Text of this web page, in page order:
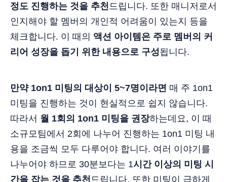
정도 진행하는 것을 추천 드립니다. 또한 매니저로서
인지해야 할 멤버의 개인적 어려움이 있는지 등을
체크합니다. 이 때의 액션 아이템은 주로 멤버의 커
리어 성장을 돕기 위한 내용으로 구성됩니다.
만약 1on1 미팅의 대상이 5~7명이라면 매 주 1on1
미팅을 진행하는 것이 현실적으로 쉽지 않습니다.
따라서 월 1회의 1on1 미팅을 권장하는데요, 이 때
소규모팀에서 2회에 나누어 진행하는 1on1 미팅 내
용을 조금씩 모두 다루어야 합니다. 여러 이야기를
나누어야 하므로 30분보다는 1시간 이상의 미팅 시
간을 잡는 것을 추천 드립니다. 또한 미팅이 급하게